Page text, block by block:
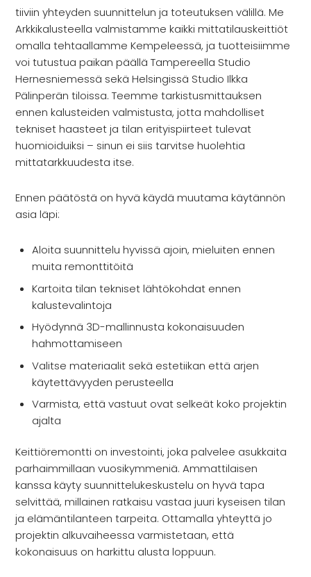
tiiviin yhteyden suunnittelun ja toteutuksen välillä. Me
Arkkikalusteella valmistamme kaikki mittatilauskeittiöt
omalla tehtaallamme Kempeleessä, ja tuotteisiimme
voi tutustua paikan päällä Tampereella Studio
Hernesniemessä sekä Helsingissä Studio Ilkka
Pälinperän tiloissa. Teemme tarkistusmittauksen
ennen kalusteiden valmistusta, jotta mahdolliset
tekniset haasteet ja tilan erityispiirteet tulevat
huomioiduiksi – sinun ei siis tarvitse huolehtia
mittatarkkuudesta itse.
Ennen päätöstä on hyvä käydä muutama käytännön
asia läpi:
Aloita suunnittelu hyvissä ajoin, mieluiten ennen
muita remonttitöitä
Kartoita tilan tekniset lähtökohdat ennen
kalustevalintoja
Hyödynnä 3D-mallinnusta kokonaisuuden
hahmottamiseen
Valitse materiaalit sekä estetiikan että arjen
käytettävyyden perusteella
Varmista, että vastuut ovat selkeät koko projektin
ajalta
Keittiöremontti on investointi, joka palvelee asukkaita
parhaimmillaan vuosikymmeniä. Ammattilaisen
kanssa käyty suunnittelukeskustelu on hyvä tapa
selvittää, millainen ratkaisu vastaa juuri kyseisen tilan
ja elämäntilanteen tarpeita. Ottamalla yhteyttä jo
projektin alkuvaiheessa varmistetaan, että
kokonaisuus on harkittu alusta loppuun.